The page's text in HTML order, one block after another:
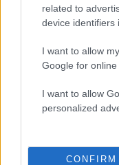
related to
device identifiers
I want to allow
Google for
I want to allow
personalized
CONFIRM
Όροι Χρήσης. Το site